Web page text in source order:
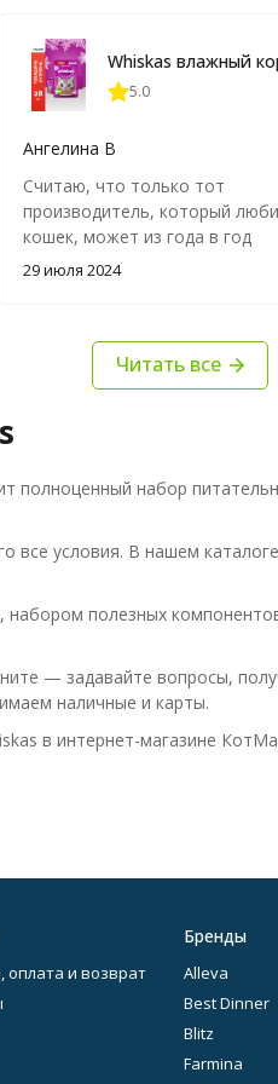
5.0
Ангелина В
Считаю, что только тот
производитель, который
кошек, может из года в год
придумывать все новые вкусы и
постоянно, спасибо
29 июля 2024
Читать все
полноценный набор
все условия. В нашем
полезных
— задавайте вопросы,
наличные и карты.
в интернет-магазине
оплата и возврат
Бренды
Alleva
Best Dinner
Blitz
Farmina